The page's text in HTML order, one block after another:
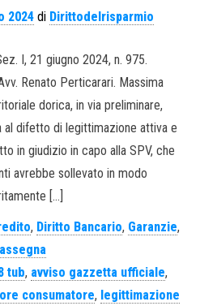
2024di Dirittodelrisparmio
I, 21 giugno 2024, n. 975.
Renato Perticarari. Massima
dorica, in via preliminare,
al difetto di legittimazione attiva e
in giudizio in capo alla SPV, che
avrebbe sollevato in modo
[…]
, Diritto Bancario, Garanzie,
tub, avviso gazzetta ufficiale,
consumatore, legittimazione